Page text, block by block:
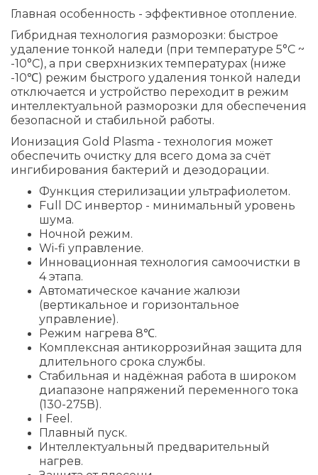
Главная особенность - эффективное отопление.
Гибридная технология разморозки: быстрое
удаление тонкой наледи (при температуре 5°C ~
-10°C), а при сверхнизких температурах (ниже
-10℃) режим быстрого удаления тонкой наледи
отключается и устройство переходит в режим
интеллектуальной разморозки для обеспечения
безопасной и стабильной работы.
Ионизация Gold Plasma - технология может
обеспечить очистку для всего дома за счёт
ингибирования бактерий и дезодорации.
Функция стерилизации ультрафиолетом.
Full DC инвертор - минимальный уровень
шума.
Ночной режим.
Wi-fi управление.
Инновационная технология самоочистки в
4 этапа.
Автоматическое качание жалюзи
(вертикальное и горизонтальное
управление).
Режим нагрева 8℃.
Комплексная антикоррозийная защита для
длительного срока службы.
Стабильная и надёжная работа в широком
диапазоне напряжений переменного тока
(130-275В).
I Feel.
Плавный пуск.
Интеллектуальный предварительный
нагрев.